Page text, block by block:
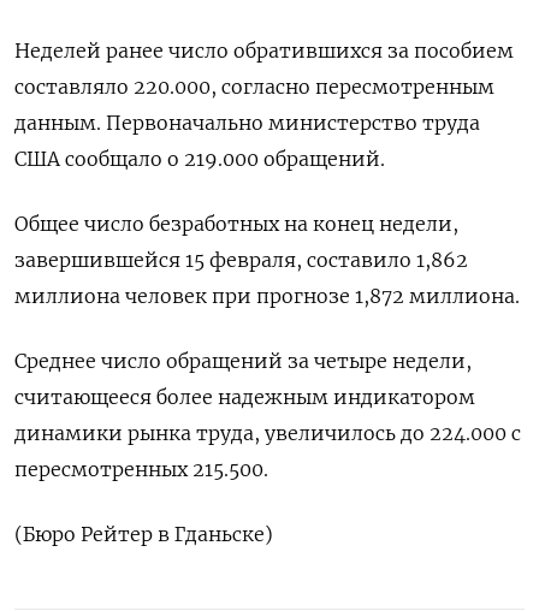
Неделей ранее число обратившихся за пособием
составляло 220.000, согласно пересмотренным
данным. Первоначально министерство труда
США сообщало о 219.000 обращений.
Общее число безработных на конец недели,
завершившейся 15 февраля, составило 1,862
миллиона человек при прогнозе 1,872 миллиона.
Среднее число обращений за четыре недели,
считающееся более надежным индикатором
динамики рынка труда, увеличилось до 224.000 с
пересмотренных ​​215.500.
(Бюро Рейтер в Гданьске)